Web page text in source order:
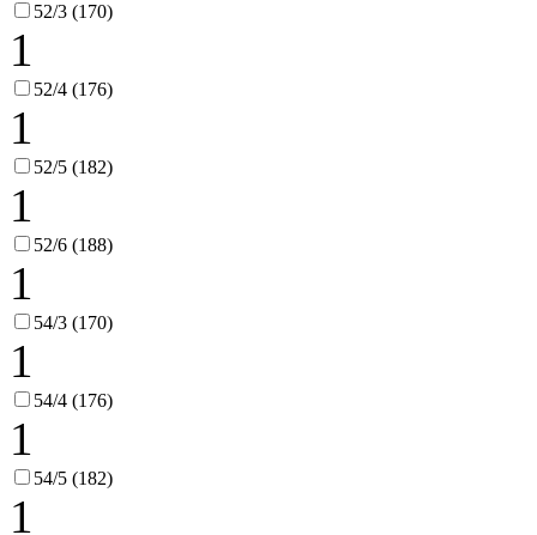
52/3 (170)
1
52/4 (176)
1
52/5 (182)
1
52/6 (188)
1
54/3 (170)
1
54/4 (176)
1
54/5 (182)
1